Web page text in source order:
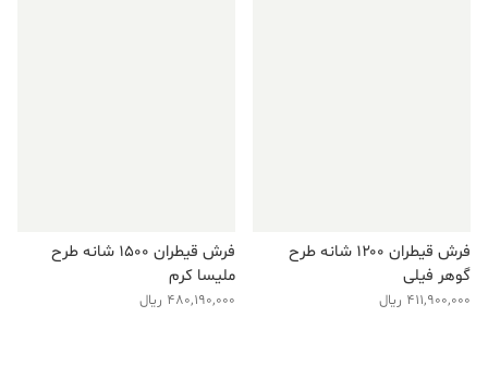
فرش قیطران ۱۲۰۰ شانه طرح
گوهر فیلی
411,900,000 ریال
فرش قیطران ۱۵۰۰ شانه طرح
ملیسا کرم
480,190,000 ریال